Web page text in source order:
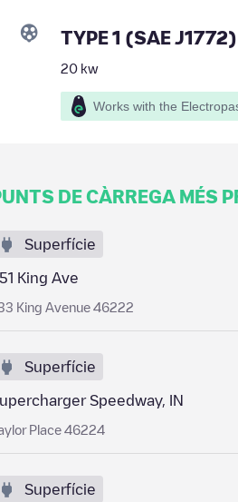
TYPE 1 (SAE J1772)
20kw
Works with the
DE CÀRREGA MÉS
Superfície
King Ave
King Avenue 46222
Superfície
Speedway, IN
Place 46224
Superfície